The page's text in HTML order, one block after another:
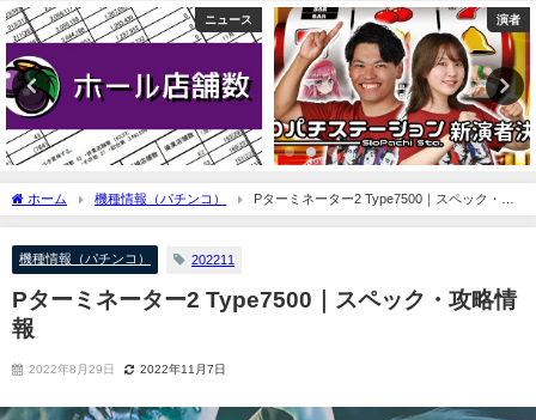
ニュース 演者
ホーム 機種情報（パチンコ）
Pターミネーター2 Type7500｜スペック・攻
略情報
機種情報（パチンコ） 202211
Pターミネーター2 Type7500｜スペック・攻略情
報
2022年8月29日 2022年11月7日